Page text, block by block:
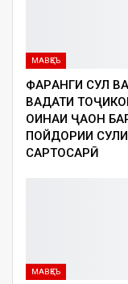
МАВҚЕЪ
ФАРҲАНГИ СУЛҲ ВА
ВАҲДАТИ
ОИНАИ ҶАҲОН
ПОЙДОРИИ СУЛҲИ
САРТОСАРӢ
МАВҚЕЪ